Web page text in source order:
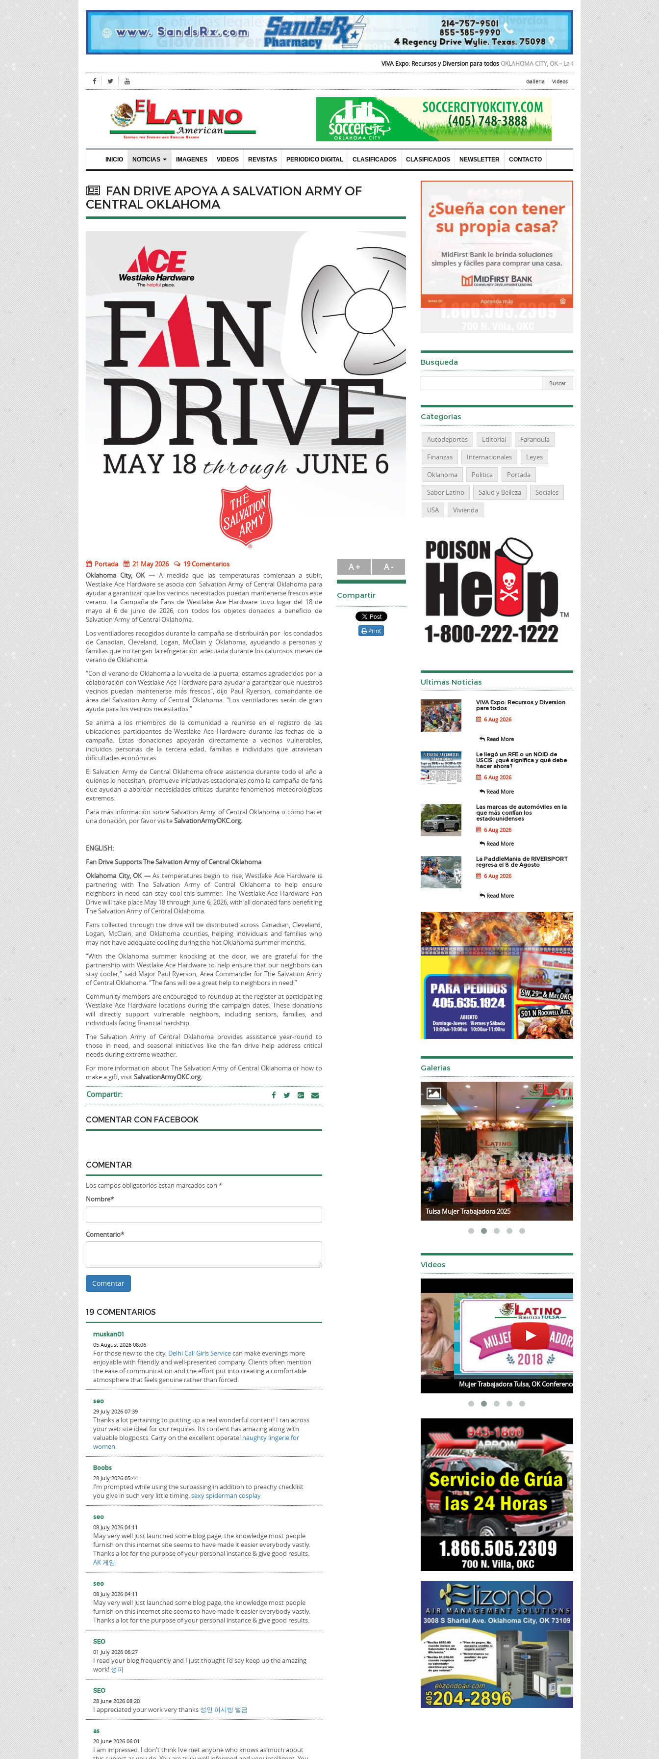
VIVA Expo: Recursos y Diversion para todosOKLAHOMA CITY, OK – La Cámara de Comercio Hispana de Oklahoma
Galleria Videos
INICIO NOTICIAS IMAGENES VIDEOS REVISTAS PERIODICO DIGITAL CLASIFICADOS CLASIFICADOS NEWSLETTER CONTACTO
FAN DRIVE APOYA A SALVATION ARMY OF
CENTRAL OKLAHOMA
Portada 21 May 2026
19 Comentarios
Oklahoma City, OK — A medida que las temperaturas comienzan a subir,
Westlake Ace Hardware se asocia con Salvation Army of Central Oklahoma para
ayudar a garantizar que los vecinos necesitados puedan mantenerse frescos este
verano. La Campaña de Fans de Westlake Ace Hardware tuvo lugar del 18 de
mayo al 6 de junio de 2026, con todos los objetos donados a beneficio de
Salvation Army of Central Oklahoma.
Los ventiladores recogidos durante la campaña se distribuirán por los condados
de Canadian, Cleveland, Logan, McClain y Oklahoma, ayudando a personas y
familias que no tengan la refrigeración adecuada durante los calurosos meses de
verano de Oklahoma.
"Con el verano de Oklahoma a la vuelta de la puerta, estamos agradecidos por la
colaboración con Westlake Ace Hardware para ayudar a garantizar que nuestros
vecinos puedan mantenerse más frescos", dijo Paul Ryerson, comandante de
área del Salvation Army of Central Oklahoma. "Los ventiladores serán de gran
ayuda para los vecinos necesitados."
Se anima a los miembros de la comunidad a reunirse en el registro de las
ubicaciones participantes de Westlake Ace Hardware durante las fechas de la
campaña. Estas donaciones apoyarán directamente a vecinos vulnerables,
incluidos personas de la tercera edad, familias e individuos que atraviesan
dificultades económicas.
El Salvation Army de Central Oklahoma ofrece asistencia durante todo el año a
quienes lo necesitan, promueve iniciativas estacionales como la campaña de fans
que ayudan a abordar necesidades críticas durante fenómenos meteorológicos
extremos.
Para más información sobre Salvation Army of Central Oklahoma o cómo hacer
una donación, por favor visiteSalvationArmyOKC.org.
ENGLISH:
Fan Drive Supports The Salvation Army of Central Oklahoma
Oklahoma City, OK —As temperatures begin to rise, Westlake Ace Hardware is
partnering with The Salvation Army of Central Oklahoma to help ensure
neighbors in need can stay cool this summer. The Westlake Ace Hardware Fan
Drive will take place May 18 through June 6, 2026, with all donated fans benefiting
The Salvation Army of Central Oklahoma.
Fans collected through the drive will be distributed across Canadian, Cleveland,
Logan, McClain, and Oklahoma counties, helping individuals and families who
may not have adequate cooling during the hot Oklahoma summer months.
“With the Oklahoma summer knocking at the door, we are grateful for the
partnership with Westlake Ace Hardware to help ensure that our neighbors can
stay cooler,” said Major Paul Ryerson, Area Commander for The Salvation Army
of Central Oklahoma. “The fans will be a great help to neighbors in need.”
Community members are encouraged to roundup at the register at participating
Westlake Ace Hardware locations during the campaign dates. These donations
will directly support vulnerable neighbors, including seniors, families, and
individuals facing financial hardship.
The Salvation Army of Central Oklahoma provides assistance year-round to
those in need, and seasonal initiatives like the fan drive help address critical
needs during extreme weather.
For more information about The Salvation Army of Central Oklahoma or how to
make a gift, visitSalvationArmyOKC.org.
Compartir:
COMENTAR CON FACEBOOK
COMENTAR
Los campos obligatorios estan marcados con *
Nombre*
Comentario*
19 COMENTARIOS
muskan01
05 August 2026 08:06
For those new to the city, Delhi Call Girls Servicecan make evenings more
enjoyable with friendly and well-presented company. Clients often mention
the ease of communication and the effort put into creating a comfortable
atmosphere that feels genuine rather than forced.
seo
29 July 2026 07:39
Thanks a lot pertaining to putting up a real wonderful content! I ran across
your web site ideal for our requires. Its content has amazing along with
valuable blogposts. Carry on the excellent operate! naughty lingerie for
women
Boobs
28 July 2026 05:44
I’m prompted while using the surpassing in addition to preachy checklist
you give in such very little timing.sexy spiderman cosplay
seo
08 July 2026 04:11
May very well just launched some blog page, the knowledge most people
furnish on this internet site seems to have made it easier everybody vastly.
Thanks a lot for the purpose of your personal instance & give good results.
AK 게임
seo
08 July 2026 04:11
May very well just launched some blog page, the knowledge most people
furnish on this internet site seems to have made it easier everybody vastly.
Thanks a lot for the purpose of your personal instance & give good results.
SEO
01 July 2026 06:27
I read your blog frequently and I just thought I’d say keep up the amazing
work! 성피
SEO
28 June 2026 08:20
I appreciated your work very thanks 성인 피시방 벌금
as
20 June 2026 06:01
I am impressed. I don't think Ive met anyone who knows as much about
A + A -
Compartir
Print
Busqueda
Categorias
Autodeportes Editorial
Farandula
Finanzas
Internacionales
Leyes
Oklahoma
Politica
Portada
Sabor Latino
Salud y Belleza
Sociales
USA
Vivienda
Ultimas Noticias
VIVA Expo: Recursos y Diversion
para todos
6 Aug 2026
Read More
Le llegó un RFE o un NOID de
USCIS: ¿qué significa y qué debe
hacer ahora?
6 Aug 2026
Read More
Las marcas de automóviles en la
que más confían los
estadounidenses
6 Aug 2026
Read More
La PaddleMania de RIVERSPORT
regresa el 8 de Agosto
6 Aug 2026
Read More
Galerias
Tulsa Mujer Trabajadora 2025 Mother's Day 2025
Videos
Mujer Trabajadora Tulsa, OK Conference 2018 Jueves de Salud con la Dra.